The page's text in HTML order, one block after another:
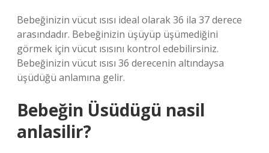
Bebeğinizin vücut ısısı ideal olarak 36 ila 37 derece
arasındadır. Bebeğinizin üşüyüp üşümediğini
görmek için vücut ısısını kontrol edebilirsiniz.
Bebeğinizin vücut ısısı 36 derecenin altındaysa
üşüdüğü anlamına gelir.
Bebeğin Üsüdügü nasil
anlasilir?